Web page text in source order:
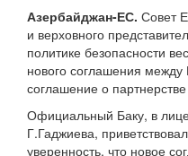
Азербайджан-ЕС. Совет
и верховного
политике безопасности
нового соглашения
соглашение о
Официальный Баку, в
Г.Гаджиева,
уверенность, что новое